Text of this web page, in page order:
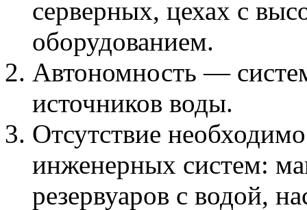
серверных, цехах с
оборудованием.
Автономность —
источников воды.
Отсутствие
инженерных систем:
резервуаров с водой,